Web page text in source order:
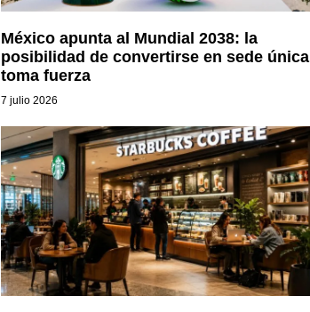
México apunta al Mundial 2038: la
posibilidad de convertirse en sede única
toma fuerza
7 julio 2026